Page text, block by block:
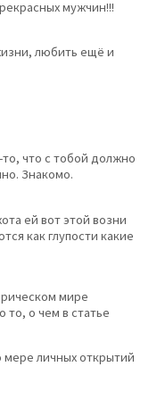
мужчин!!!
любить ещё и
что с тобой должно
Знакомо.
ей вот этой возни
как глупости какие
мире
то, о чем в статье
мере личных открытий